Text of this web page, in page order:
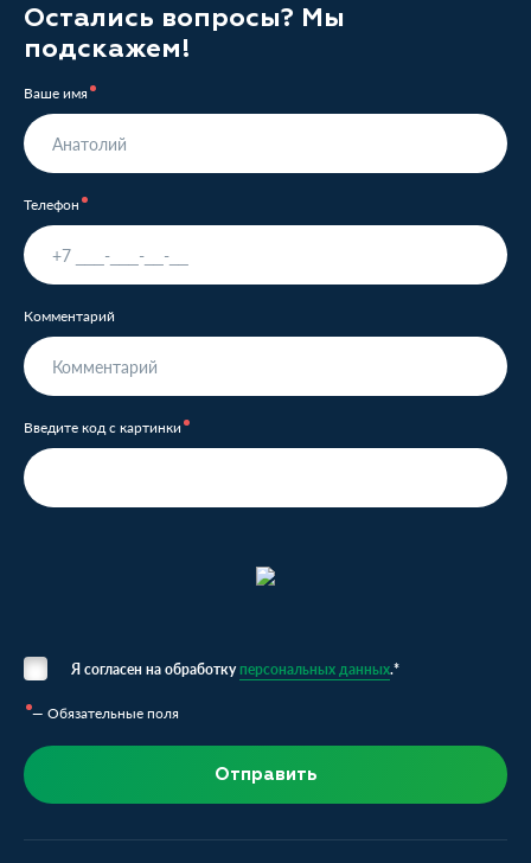
Остались вопросы? Мы
подскажем!
Ваше имя
Телефон
Комментарий
Введите код с картинки
Я согласен на обработкуперсональных данных.*
— Обязательные поля
Отправить